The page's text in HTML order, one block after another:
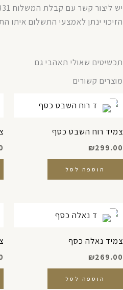
יש ליצור קשר עם קבלת המשלוח 0528787331
הזיכוי ינתן לאמצעי התשלום איתו
תכשיטים שאולי תאהבי גם
מוצרים קשורים
צמיד רוח השבט כסף
₪299.00
הוספה לסל
צמיד נאלה כסף
₪269.00
הוספה לסל